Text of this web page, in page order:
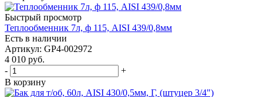
Быстрый просмотр
Теплообменник 7л, ф 115, AISI 439/0,8мм
Есть в наличии
Артикул: GP4-002972
4 010 руб.
-
+
В корзину